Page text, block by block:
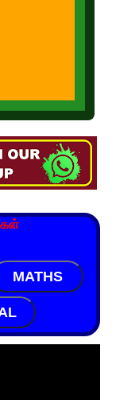
MATHS